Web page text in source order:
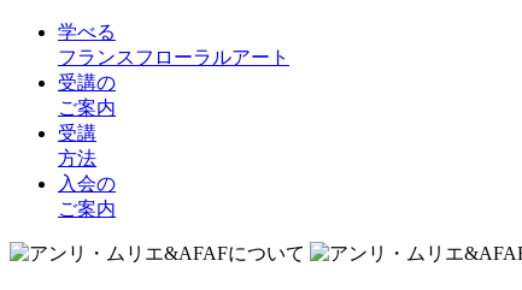
学べる
フランスフローラルアート
受講の
ご案内
受講
方法
入会の
ご案内